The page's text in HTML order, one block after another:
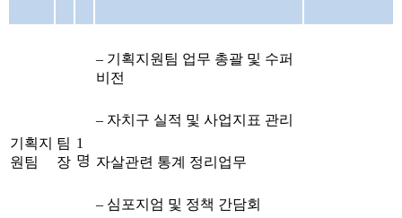
기획지
원팀
팀
장
1
명
– 기획지원팀 업무 총괄 및 수퍼
비전
– 자치구 실적 및 사업지표 관리
자살관련 통계 정리업무
– 심포지엄 및 정책 간담회